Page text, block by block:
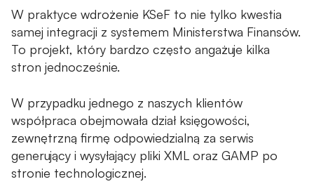
AUTOMATYKA I BEZPIECZEŃSTWO PRODUKCJI
Systemy wizyjne (Machine Vision)
NASZE SYSTEMY
GapMap - System do ​zarządzania rynkiem rolno-
towarowym
W praktyce wdrożenie KSeF to nie tylko kwestia
samej integracji z systemem Ministerstwa Finansów.
To projekt, który bardzo często angażuje kilka
stron jednocześnie.
W przypadku jednego z naszych klientów
współpraca obejmowała dział księgowości,
zewnętrzną firmę odpowiedzialną za serwis
generujący i wysyłający pliki XML oraz GAMP po
stronie technologicznej.